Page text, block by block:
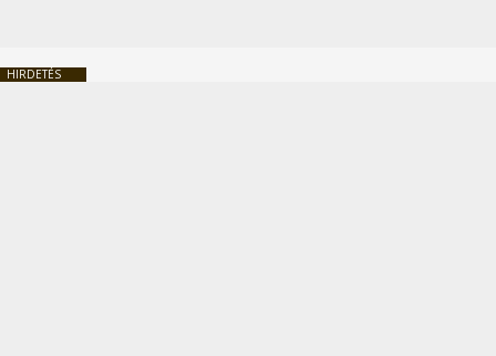
HIRDETÉS